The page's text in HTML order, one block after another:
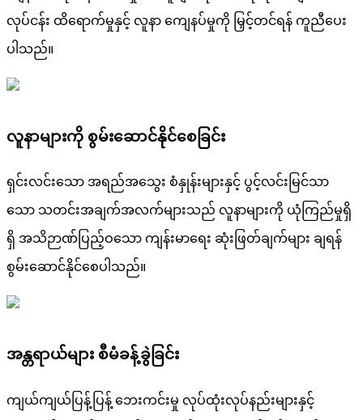
လုပ်ငန်း ထိရောက်မှုနှင့် လူနာ ကျေနပ်မှုကို မြှင့်တင်ရန် ကူညီပေး
ပါသည်။
လူနာများကို စွမ်းဆောင်နိုင်စေခြင်း
ရှင်းလင်းသော အရည်အသွေး စံနှုန်းများနှင့် ပွင့်လင်းမြင်သာ
သော သတင်းအချက်အလက်များသည် လူနာများကို ယုံကြည်မှုရှိ
ရှိ အသိဉာဏ်ပြည့်ဝသော ကျန်းမာရေး ဆုံးဖြတ်ချက်များ ချရန်
စွမ်းဆောင်နိုင်စေပါသည်။
အန္တရာယ်များ စီမံခန့်ခွဲခြင်း
ကျယ်ကျယ်ပြန့်ပြန့် ဘေးကင်းမှု လုပ်ထုံးလုပ်နည်းများနှင့်